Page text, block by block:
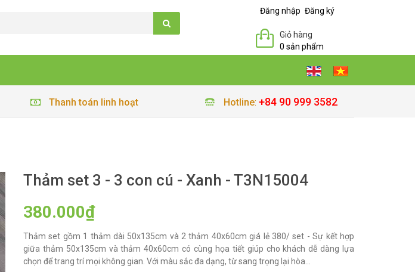
Đăng nhập Đăng ký
Giỏ hàng
0 sản phẩm
Thanh toán linh hoạt Hotline: +84 90 999 3582
Thảm set 3 - 3 con cú - Xanh - T3N15004
380.000₫
Thảm set gồm 1 thảm dài 50x135cm và 2 thảm 40x60cm giá lẻ 380/ set - Sự kết hợp
giữa thảm 50x135cm và thảm 40x60cm có cùng họa tiết giúp cho khách dễ dàng lựa
chọn để trang trí mọi không gian. Với màu sắc đa dạng, từ sang trọng lại hòa...